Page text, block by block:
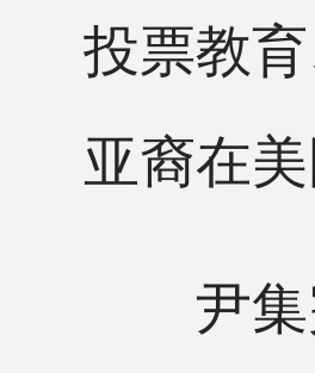
投票教
亚裔在
尹集